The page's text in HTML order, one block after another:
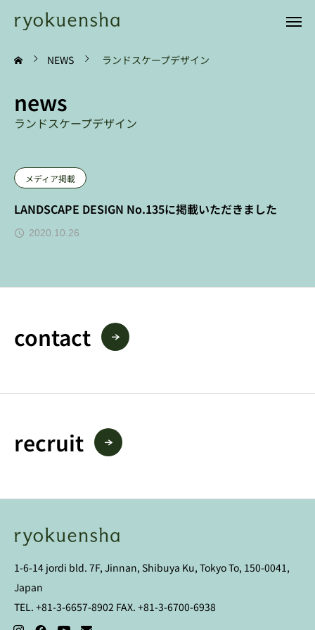
NEWS ランドスケープデザイン
news
ランドスケープデザイン
メディア掲載
LANDSCAPE DESIGN No.135に掲載いただきました
2020.10.26
contact
recruit
1-6-14 jordi bld. 7F, Jinnan, Shibuya Ku, Tokyo To, 150-0041,
Japan
TEL. +81-3-6657-8902 FAX. +81-3-6700-6938